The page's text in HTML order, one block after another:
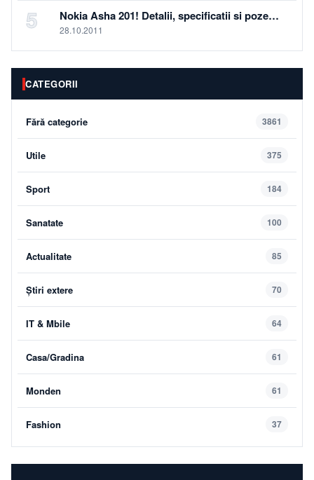
5 Nokia Asha 201! Detalii, specificatii si poze…
28.10.2011
CATEGORII
Fără categorie 3861
Utile 375
Sport 184
Sanatate 100
Actualitate 85
Știri extere 70
IT & Mbile 64
Casa/Gradina 61
Monden 61
Fashion 37